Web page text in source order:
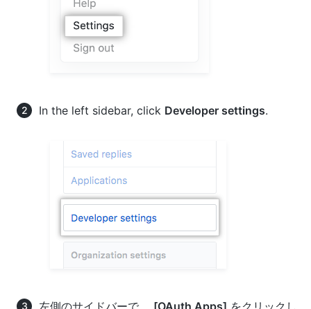
In the left sidebar, click Developer settings.
左側のサイドバーで、 [OAuth Apps] をクリックし